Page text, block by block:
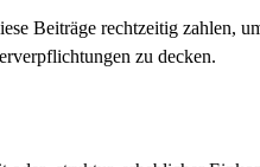
Beiträge rechtzeitig zahlen,
zu decken.